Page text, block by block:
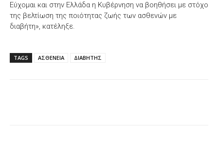
Εύχομαι και στην Ελλάδα η Κυβέρνηση να βοηθήσει με στόχο
της βελτίωση της ποιότητας ζωής των ασθενών με
διαβήτη», κατέληξε.
TAGS ΑΣΘΕΝΕΙΑ ΔΙΑΒΗΤΗΣ